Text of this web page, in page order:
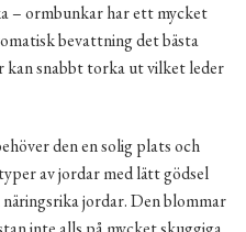
– ormbunkar har ett mycket
bevattning det bästa
snabbt torka ut vilket leder
den en solig plats och
av jordar med lätt gödsel
jordar. Den blommar